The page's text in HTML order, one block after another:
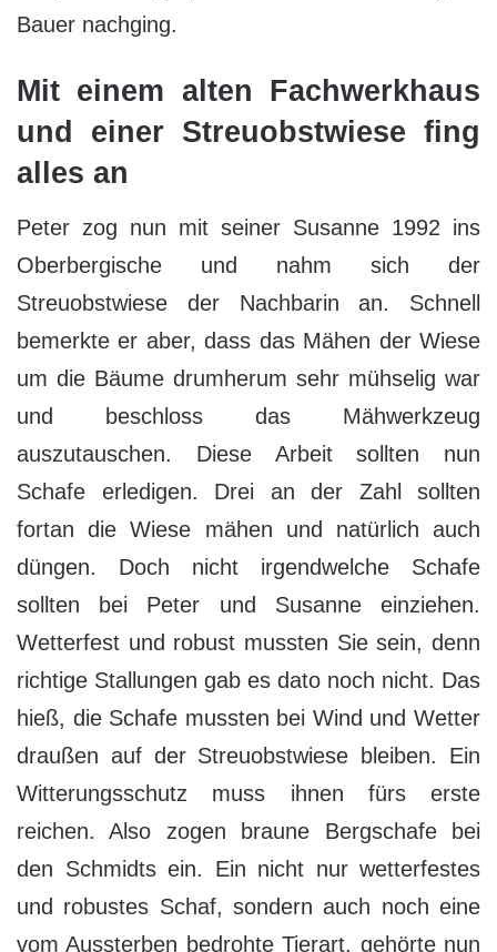
Bauer nachging.
Mit einem alten Fachwerkhaus
und einer Streuobstwiese fing
alles an
Peter zog nun mit seiner Susanne 1992 ins
Oberbergische und nahm sich der
Streuobstwiese der Nachbarin an. Schnell
bemerkte er aber, dass das Mähen der Wiese
um die Bäume drumherum sehr mühselig war
und beschloss das Mähwerkzeug
auszutauschen. Diese Arbeit sollten nun
Schafe erledigen. Drei an der Zahl sollten
fortan die Wiese mähen und natürlich auch
düngen. Doch nicht irgendwelche Schafe
sollten bei Peter und Susanne einziehen.
Wetterfest und robust mussten Sie sein, denn
richtige Stallungen gab es dato noch nicht. Das
hieß, die Schafe mussten bei Wind und Wetter
draußen auf der Streuobstwiese bleiben. Ein
Witterungsschutz muss ihnen fürs erste
reichen. Also zogen braune Bergschafe bei
den Schmidts ein. Ein nicht nur wetterfestes
und robustes Schaf, sondern auch noch eine
vom Aussterben bedrohte Tierart, gehörte nun